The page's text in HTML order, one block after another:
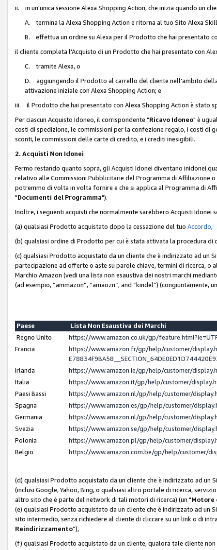
ii. in un'unica sessione Alexa Shopping Action, che inizia quando un
A. termina la Alexa Shopping Action e ritorna al tuo Sito Alexa
B. effettua un ordine su Alexa per il Prodotto che hai presentato
il cliente completa l'Acquisto di un Prodotto che hai presentato con
C. tramite Alexa, o
D. aggiungendo il Prodotto al carrello del cliente nell'ambito
attivazione iniziale con Alexa Shopping Action; e
iii. il Prodotto che hai presentato con Alexa Shopping Action è stato
Per ciascun Acquisto Idoneo, il corrispondente "Ricavo Idoneo" è
costi di spedizione, le commissioni per la confezione regalo, i costi di
sconti, le commissioni delle carte di credito, e i crediti inesigibili.
2. Acquisti Non Idonei
Fermo restando quanto sopra, gli Acquisti Idonei diventano inidonei
relativo alle Commissioni Pubblicitarie del Programma di Affiliazione
potremmo di volta in volta fornire e che si applica al Programma di
"Documenti del Programma").
Inoltre, i seguenti acquisti che normalmente sarebbero Acquisti
(a) qualsiasi Prodotto acquistato dopo la cessazione del tuo Accordo,
(b) qualsiasi ordine di Prodotto per cui è stata attivata la procedura di
(c) qualsiasi Prodotto acquistato da un cliente che è indirizzato ad un
partecipazione ad offerte o aste su parole chiave, termini di ricerca,
Marchio Amazon (vedi una lista non esaustiva dei nostri marchi
(ad esempio, “ammazon”, “amaozn”, and “kindel”) (congiuntamente,
Paese
Lista Non Esaustiva dei Marchi
Regno Unito
https://www.amazon.co.uk/gp/
Francia
https://www.amazon.fr/gp/help/customer/
Irlanda
https://www.amazon.ie/gp/help/customer/
Italia
https://www.amazon.it/gp/help/customer/
Paesi Bassi
https://www.amazon.nl/gp/help/customer/
Spagna
https://www.amazon.es/gp/help/customer/
Germania
https://www.amazon.nl/gp/help/customer/
Svezia
https://www.amazon.se/gp/help/customer/
Polonia
https://www.amazon.pl/gp/help/customer/
Belgio
https://www.amazon.com.be/gp/help/customer/
(d) qualsiasi Prodotto acquistato da un cliente che è indirizzato ad un
(inclusi Google, Yahoo, Bing, o qualsiasi altro portale di ricerca,
altro sito che è parte del network di tali motori di ricerca) (un "Motore
(e) qualsiasi Prodotto acquistato da un cliente che è indirizzato ad un
sito intermedio, senza richiedere al cliente di cliccare su un link o di
Reindirizzamento”),
(f) qualsiasi Prodotto acquistato da un cliente, qualora tale cliente